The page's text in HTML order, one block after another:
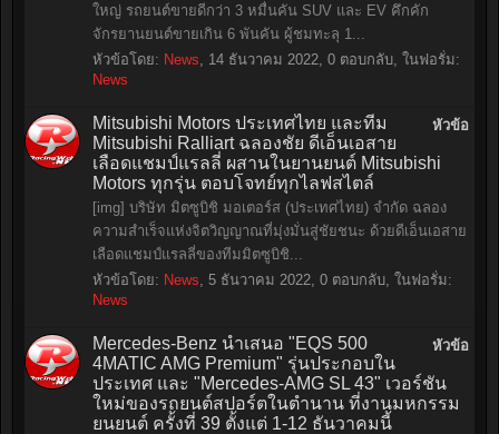
ใหญ่ รถยนต์ขายดีกว่า 3 หมื่นคัน SUV และ EV คึกคัก
จักรยานยนต์ขายเกิน 6 พันคัน ผู้ชมทะลุ 1...
หัวข้อโดย: News, 14 ธันวาคม 2022, 0 ตอบกลับ, ในฟอรั่ม:
News
หัวข้อ
Mitsubishi Motors ประเทศไทย และทีม
Mitsubishi Ralliart ฉลองชัย ดีเอ็นเอสาย
เลือดแชมป์แรลลี่ ผสานในยานยนต์ Mitsubishi
Motors ทุกรุ่น ตอบโจทย์ทุกไลฟสไตล์
[img] บริษัท มิตซูบิชิ มอเตอร์ส (ประเทศไทย) จำกัด ฉลอง
ความสำเร็จแห่งจิตวิญญาณที่มุ่งมั่นสู่ชัยชนะ ด้วยดีเอ็นเอสาย
เลือดแชมป์แรลลี่ของทีมมิตซูบิชิ...
หัวข้อโดย: News, 5 ธันวาคม 2022, 0 ตอบกลับ, ในฟอรั่ม:
News
หัวข้อ
Mercedes-Benz นำเสนอ "EQS 500
4MATIC AMG Premium" รุ่นประกอบใน
ประเทศ และ "Mercedes-AMG SL 43" เวอร์ชัน
ใหม่ของรถยนต์สปอร์ตในตำนาน ที่งานมหกรรม
ยนยนต์ ครั้งที่ 39 ตั้งแต่ 1-12 ธันวาคมนี้